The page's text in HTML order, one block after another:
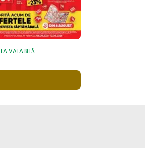
VALABILĂ